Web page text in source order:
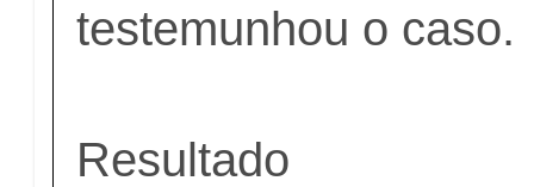
testemunhou o caso.
Resultado